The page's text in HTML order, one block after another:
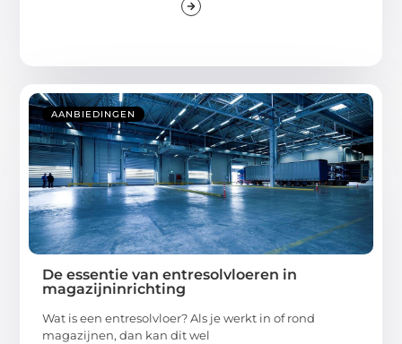
AANBIEDINGEN
De essentie van entresolvloeren in
magazijninrichting
Wat is een entresolvloer? Als je werkt in of rond
magazijnen, dan kan dit wel